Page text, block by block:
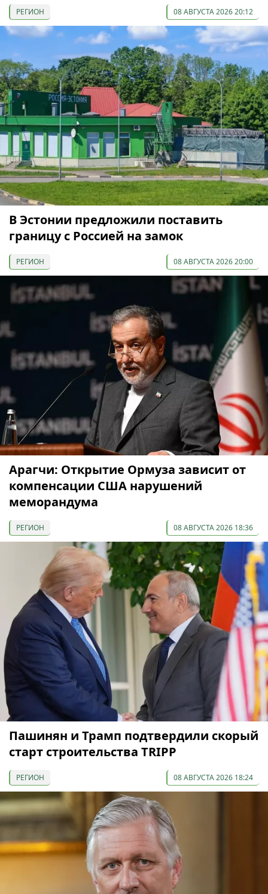
РЕГИОН 08 АВГУСТА 2026 20:12
В Эстонии предложили поставить
границу с Россией на замок
РЕГИОН 08 АВГУСТА 2026 20:00
Арагчи: Открытие Ормуза зависит от
компенсации США нарушений
меморандума
РЕГИОН 08 АВГУСТА 2026 18:36
Пашинян и Трамп подтвердили скорый
старт строительства TRIPP
РЕГИОН 08 АВГУСТА 2026 18:24